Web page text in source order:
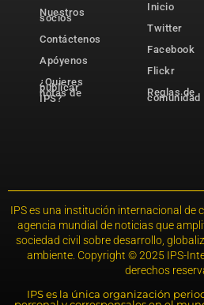
Nuestros
socios
Contáctenos
Apóyenos
¿Quieres
publicar
notas de
IPS?
Inicio
Twitter
Facebook
Flickr
Reglas de
comunidad
IPS es una institución internacional de
agencia mundial de noticias que
sociedad civil sobre desarrollo,
ambiente. Copyright © 2025 IPS-
derechos
IPS es la única organización